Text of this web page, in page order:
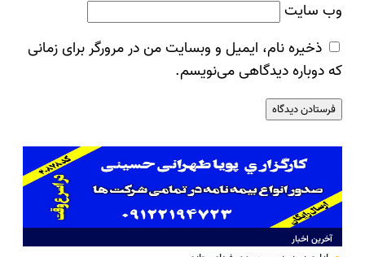
وب‌ سایت
ذخیره نام، ایمیل و وبسایت من در مرورگر برای زمانی
که دوباره دیدگاهی می‌نویسم.
آخرین اخبار